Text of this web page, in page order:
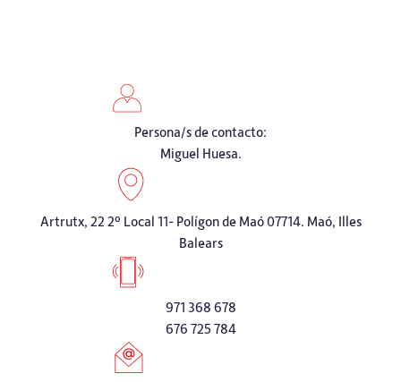
Persona/s de contacto:
Miguel Huesa.
Artrutx, 22 2º Local 11- Polígon de Maó 07714. Maó, Illes
Balears
971 368 678
676 725 784